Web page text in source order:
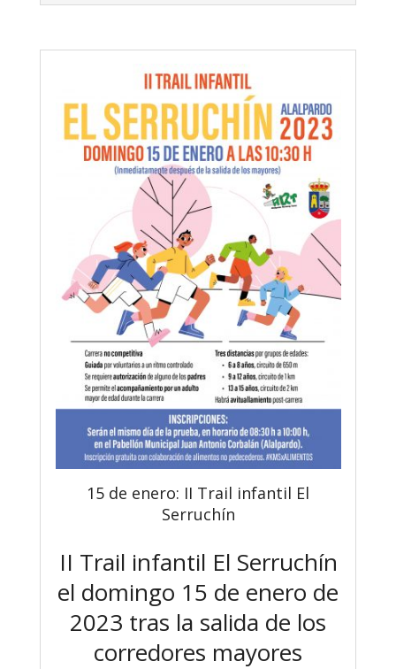
15 de enero: II Trail infantil El
Serruchín
II Trail infantil El Serruchín
el domingo 15 de enero de
2023 tras la salida de los
corredores mayores